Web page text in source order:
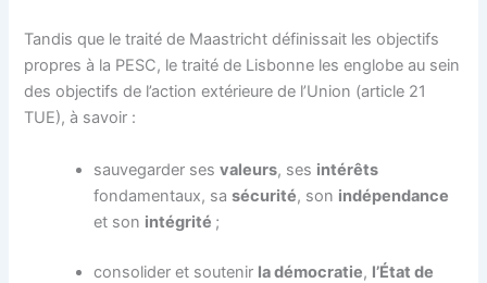
Tandis que le traité de Maastricht définissait les objectifs
propres à la PESC, le traité de Lisbonne les englobe au sein
des objectifs de l’action extérieure de l’Union (article 21
TUE), à savoir :
sauvegarder sesvaleurs, ses intérêts
fondamentaux, sasécurité, son indépendance
et son intégrité ;
consolider et soutenir la démocratie, l’État de